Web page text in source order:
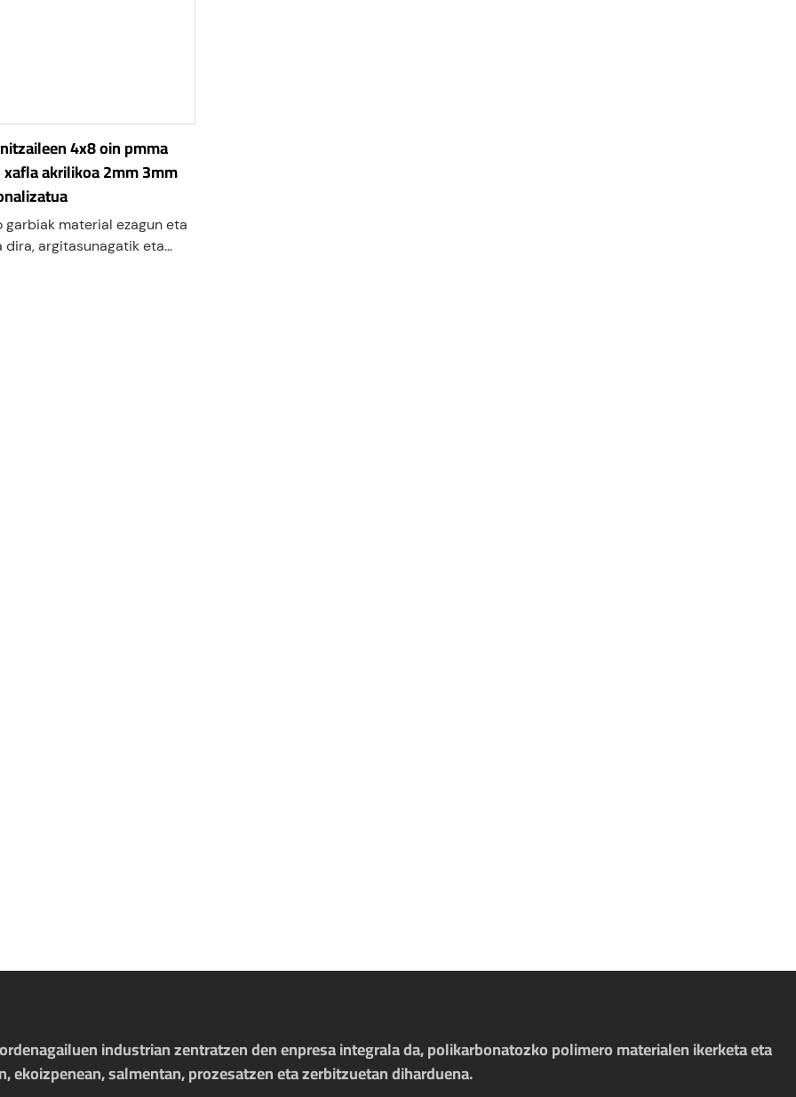
4x8 oin pmma
akrilikoa 2mm 3mm
garbiak material ezagun eta
dira, argitasunagatik eta
industrian zentratzen den enpresa integrala da, polikarbonatozko polimero materialen ikerketa eta
ekoizpenean, salmentan, prozesatzen eta zerbitzuetan diharduena.